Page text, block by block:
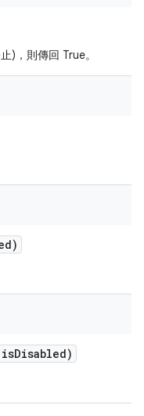
)，則傳回 True。
isDisabled)